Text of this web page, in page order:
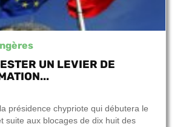
UN LEVIER DE
présidence chypriote qui débutera le
suite aux blocages de dix huit des